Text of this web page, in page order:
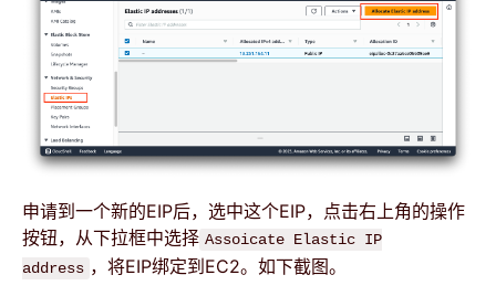
申请到一个新的EIP后，选中这个EIP，点击右上角的操作
按钮，从下拉框中选择 Assoicate Elastic IP
address ，将EIP绑定到EC2。如下截图。